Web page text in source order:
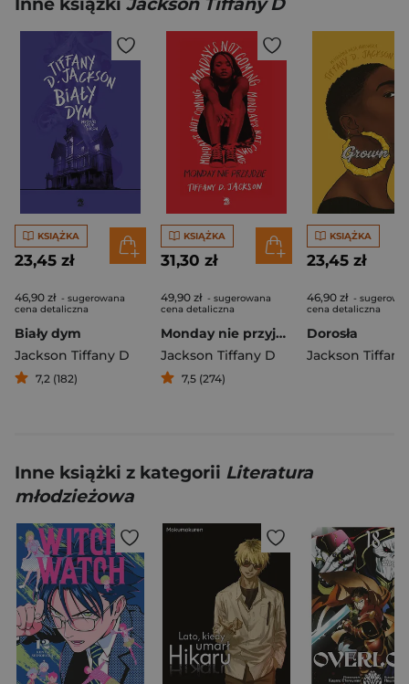
KSIĄŻKA
23,45 zł
46,90 zł - sugerowana
cena detaliczna
Biały dym
Jackson Tiffany D
7,2 (182)
KSIĄŻKA
31,30 zł
49,90 zł - sugerowana
cena detaliczna
Monday nie przyjdzie
Jackson Tiffany D
7,5 (274)
KSIĄŻKA
23,45 zł
46,90 zł -
cena detaliczna
Dorosła
Jackson
Inne książki z kategorii Literatura
młodzieżowa